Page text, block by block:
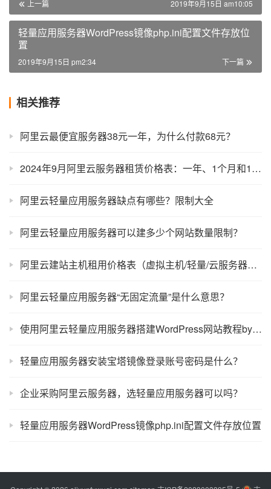
上一篇 2019年9月15日 am10:05
轻量应用服务器WordPress镜像php.ini配置文件存放位
置
下一篇
2019年9月15日 pm2:34
相关推荐
阿里云最便宜服务器38元一年，为什么付款68元？
2024年9月阿里云服务器租赁价格表：一年、1个月和1小时收费标准
阿里云轻量应用服务器缺点有哪些？限制大全
阿里云轻量应用服务器可以建多少个网站数量限制？
阿里云建站主机租用价格表（虚拟主机/轻量/云服务器ECS）
阿里云轻量应用服务器“无固定流量”是什么意思？
使用阿里云轻量应用服务器搭建WordPress网站教程by宝塔面板
轻量应用服务器安装宝塔镜像登录账号密码是什么？
企业采购阿里云服务器，选轻量应用服务器可以吗？
轻量应用服务器WordPress镜像php.ini配置文件存放位置